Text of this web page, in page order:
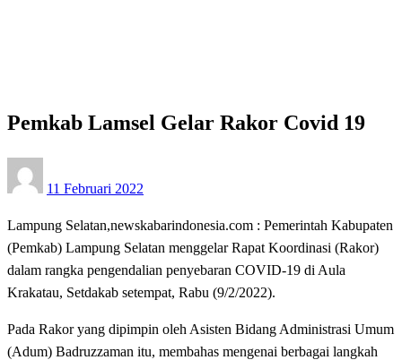
Pemkab Lamsel Gelar Rakor Covid 19
on
11 Februari 2022
Lampung Selatan,newskabarindonesia.com : Pemerintah Kabupaten
(Pemkab) Lampung Selatan menggelar Rapat Koordinasi (Rakor)
dalam rangka pengendalian penyebaran COVID-19 di Aula
Krakatau, Setdakab setempat, Rabu (9/2/2022).
Pada Rakor yang dipimpin oleh Asisten Bidang Administrasi Umum
(Adum) Badruzzaman itu, membahas mengenai berbagai langkah